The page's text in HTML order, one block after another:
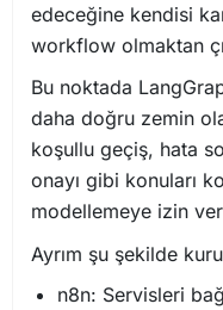
edeceğine kendisi
workflow olmaktan
Bu noktada
daha doğru zemin
koşullu geçiş, hata
onayı gibi konuları
modellemeye izin
Ayrım şu şekilde
n8n: Servisleri